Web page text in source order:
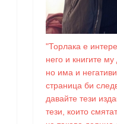
"Торлака е
него и книгите
но има и
страница би
давайте тези
тези, които